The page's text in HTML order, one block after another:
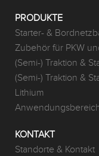
PRODUKTE
Starter- &
Zubehör für PKW
(Semi-) Traktion &
(Semi-) Traktion &
Lithium
KONTAKT
Standorte & Kontakt